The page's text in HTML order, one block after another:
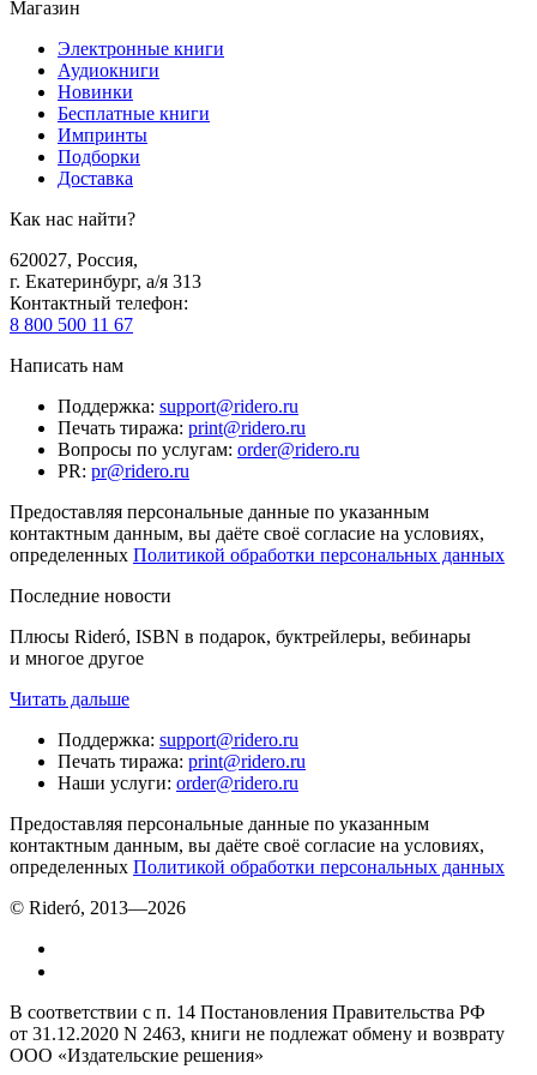
Магазин
Электронные книги
Аудиокниги
Новинки
Бесплатные книги
Импринты
Подборки
Доставка
Как нас найти?
620027, Россия,
г. Екатеринбург, а/я 313
Контактный телефон:
8 800 500 11 67
Написать нам
Поддержка: support@ridero.ru
Печать тиража: print@ridero.ru
Вопросы по услугам: order@ridero.ru
PR: pr@ridero.ru
Предоставляя персональные данные по указанным
контактным данным, вы даёте своё согласие на условиях,
определенных Политикой обработки персональных данных
Последние новости
Плюсы Rideró, ISBN в подарок, буктрейлеры, вебинары
и многое другое
Читать дальше
Поддержка: support@ridero.ru
Печать тиража: print@ridero.ru
Наши услуги: order@ridero.ru
Предоставляя персональные данные по указанным
контактным данным, вы даёте своё согласие на условиях,
определенных Политикой обработки персональных данных
© Rideró, 2013—2026
В соответствии с п. 14 Постановления Правительства РФ
от 31.12.2020 N 2463, книги не подлежат обмену и возврату
ООО «Издательские решения»